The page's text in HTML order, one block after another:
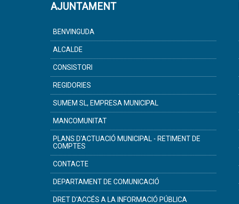
AJUNTAMENT
BENVINGUDA
ALCALDE
CONSISTORI
REGIDORIES
SUMEM SL, EMPRESA MUNICIPAL
MANCOMUNITAT
PLANS D'ACTUACIÓ MUNICIPAL - RETIMENT DE
COMPTES
CONTACTE
DEPARTAMENT DE COMUNICACIÓ
DRET D'ACCÉS A LA INFORMACIÓ PÚBLICA